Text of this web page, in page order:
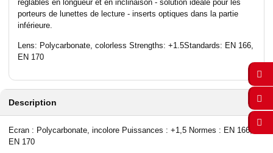
réglables en longueur et en inclinaison - solution idéale pour les
porteurs de lunettes de lecture - inserts optiques dans la partie
inférieure.
Lens: Polycarbonate, colorless Strengths: +1.5Standards: EN 166,
EN 170
Description
Ecran : Polycarbonate, incolore Puissances : +1,5 Normes : EN 166,
EN 170